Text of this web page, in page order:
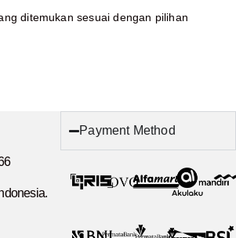
ditemukan sesuai dengan pilihan
Payment Method